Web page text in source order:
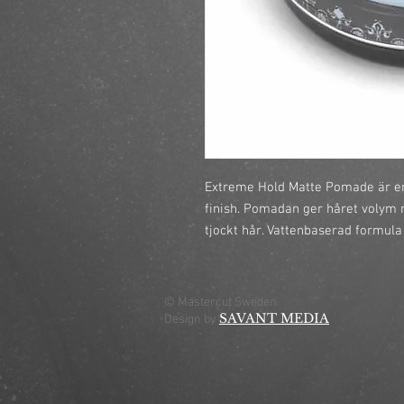
Extreme Hold Matte Pomade är
finish. Pomadan ger håret
tjockt hår. Vattenbaserad
© Mastercut Sweden
Design by SAVANT MEDIA